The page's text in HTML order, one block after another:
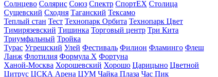
Солнцево Солярис Союз Спектр СпортЕХ Столица
Сущевский Сходня Таганский Тексамо
Теплый стан Тест Технопарк Орбита Технопарк Цвет
Тимирязевский Тишинка Торговый центр Три Кита
Триумфальный Тройка
Турас Угрешский Улей Фестиваль Филион Фламинго Флеш
Ланж Флотилия Формула X Фортуна
Ханой-Москва Хорошевский Хорошо Царицыно Цветной
Цитрус ЦСКА Арена ЦУМ Чайка Плаза Час Пик